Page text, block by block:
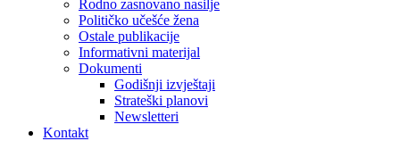
Rodno zasnovano nasilje
Političko učešće žena
Ostale publikacije
Informativni materijal
Dokumenti
Godišnji izvještaji
Strateški planovi
Newsletteri
Kontakt